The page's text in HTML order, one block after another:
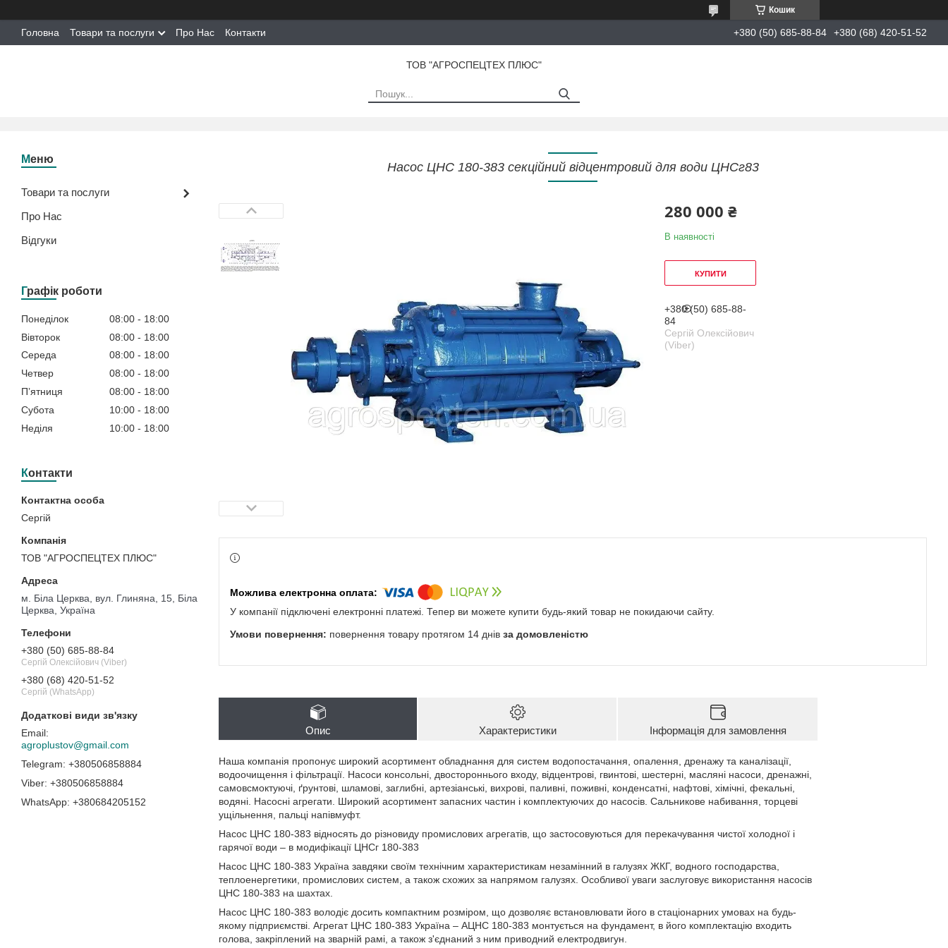
Кошик
Головна Товари та послуги Про Нас Контакти +380 (50) 685-88-84 +380 (68) 420-51-52
ТОВ "АГРОСПЕЦТЕХ ПЛЮС"
Товари та послуги
Про Нас
Відгуки
Графік роботи
Понеділок 08:00
18:00
Вівторок
08:00
18:00
Середа
08:00
18:00
Четвер
08:00
18:00
Пʼятниця
08:00
18:00
Субота
10:00
18:00
Неділя
10:00 18:00
Контакти
Сергій
ТОВ "АГРОСПЕЦТЕХ ПЛЮС"
м. Біла Церква, вул. Глиняна, 15, Біла
Церква, Україна
+380 (50) 685-88-84
Сергій Олексійович (Viber)
+380 (68) 420-51-52
Сергій (WhatsApp)
agroplustov@gmail.com
+380506858884
+380506858884
+380684205152
Насос ЦНС 180-383 секційний відцентровий для води ЦНСг83
280 000 ₴
В наявності
КУПИТИ
+380 (50) 685-88-
84
Сергій Олексійович
(Viber)
У компанії підключені електронні платежі. Тепер ви можете купити будь-який товар не покидаючи сайту.
повернення товару протягом 14 днів за домовленістю
Опис Характеристики Інформація для замовлення
Наша компанія пропонує широкий асортимент обладнання для систем водопостачання, опалення, дренажу та каналізації,
водоочищення і фільтрації. Насоси консольні, двостороннього входу, відцентрові, гвинтові, шестерні, масляні насоси, дренажні,
самовсмоктуючі, ґрунтові, шламові, заглибні, артезіанські, вихрові, паливні, поживні, конденсатні, нафтові, хімічні, фекальні,
водяні. Насосні агрегати. Широкий асортимент запасних частин і комплектуючих до насосів. Сальникове набивання, торцеві
ущільнення, пальці напівмуфт.
Насос ЦНС 180-383 відносять до різновиду промислових агрегатів, що застосовуються для перекачування чистої холодної і
гарячої води – в модифікації ЦНСг 180-383
Насос ЦНС 180-383 Україна завдяки своїм технічним характеристикам незамінний в галузях ЖКГ, водного господарства,
теплоенергетики, промислових систем, а також схожих за напрямом галузях. Особливої уваги заслуговує використання насосів
ЦНС 180-383 на шахтах.
Насос ЦНС 180-383 володіє досить компактним розміром, що дозволяє встановлювати його в стаціонарних умовах на будь-
якому підприємстві. Агрегат ЦНС 180-383 Україна – АЦНС 180-383 монтується на фундамент, в його комплектацію входить
голова, закріплений на зварній рамі, а також з'єднаний з ним приводний електродвигун.